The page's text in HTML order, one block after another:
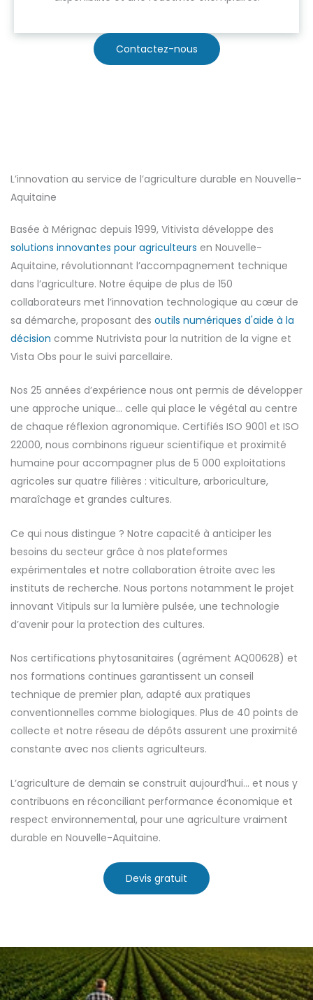
Contactez-nous
L’innovation au service de l’agriculture durable en Nouvelle-
Aquitaine
Basée à Mérignac depuis 1999, Vitivista développe des
solutions innovantes pour agriculteurs en Nouvelle-
Aquitaine, révolutionnant l’accompagnement technique
dans l’agriculture. Notre équipe de plus de 150
collaborateurs met l’innovation technologique au cœur de
sa démarche, proposant des outils numériques d'aide à la
décision comme Nutrivista pour la nutrition de la vigne et
Vista Obs pour le suivi parcellaire.
Nos 25 années d’expérience nous ont permis de développer
une approche unique… celle qui place le végétal au centre
de chaque réflexion agronomique. Certifiés ISO 9001 et ISO
22000, nous combinons rigueur scientifique et proximité
humaine pour accompagner plus de 5 000 exploitations
agricoles sur quatre filières : viticulture, arboriculture,
maraîchage et grandes cultures.
Ce qui nous distingue ? Notre capacité à anticiper les
besoins du secteur grâce à nos plateformes
expérimentales et notre collaboration étroite avec les
instituts de recherche. Nous portons notamment le projet
innovant Vitipuls sur la lumière pulsée, une technologie
d’avenir pour la protection des cultures.
Nos certifications phytosanitaires (agrément AQ00628) et
nos formations continues garantissent un conseil
technique de premier plan, adapté aux pratiques
conventionnelles comme biologiques. Plus de 40 points de
collecte et notre réseau de dépôts assurent une proximité
constante avec nos clients agriculteurs.
L’agriculture de demain se construit aujourd’hui… et nous y
contribuons en réconciliant performance économique et
respect environnemental, pour une agriculture vraiment
durable en Nouvelle-Aquitaine.
Devis gratuit